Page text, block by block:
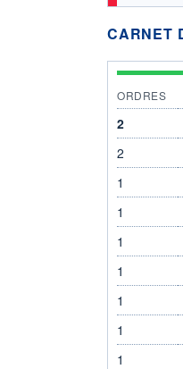
CARNET
ORDRES
2
2
1
1
1
1
1
1
1